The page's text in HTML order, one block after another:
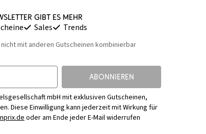
gibt es mehr
Sales Trends
mit anderen Gutscheinen kombinierbar
ABONNIEREN
mbH mit exklusiven Gutscheinen,
Diese Einwilligung kann jederzeit mit Wirkung für
oder am Ende jeder E-Mail widerrufen